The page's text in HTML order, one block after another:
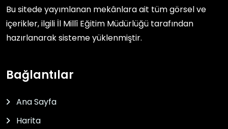
Bu sitede yayımlanan mekânlara ait tüm görsel ve
içerikler, ilgili İl Millî Eğitim Müdürlüğü tarafından
hazırlanarak sisteme yüklenmiştir.
Bağlantılar
Ana Sayfa
Harita